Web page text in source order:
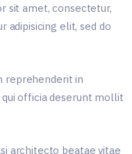
sit amet, consectetur,
adipisicing elit, sed do
reprehenderit in
officia deserunt mollit
architecto beatae vitae